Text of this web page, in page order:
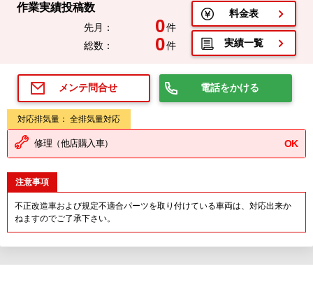
作業実績投稿数
先月： 0件
総数：
0件
料金表
実績一覧
メンテ問合せ 電話をかける
対応排気量： 全排気量対応
修理（他店購入車） OK
注意事項
不正改造車および規定不適合パーツを取り付けている車両は、対応出来か
ねますのでご了承下さい。